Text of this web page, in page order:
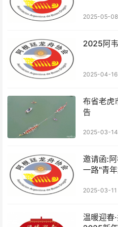
2025-05-08
2025阿
2025-04-16
布省老虎
告
2025-03-14
邀请函:
一路"青
2025-03-11
温暖迎春